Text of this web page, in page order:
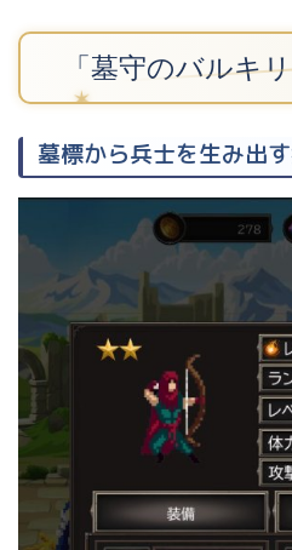
「墓守のバルキ
墓標から兵士を生み出